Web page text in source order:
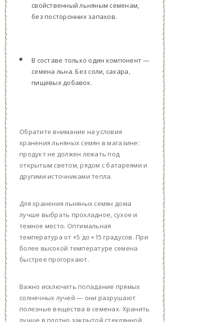
свойственный льняным семенам,
без посторонних запахов.
В составе только один компонент —
семена льна. Без соли, сахара,
пищевых добавок.
Обратите внимание на условия
хранения льняных семян в магазине:
продукт не должен лежать под
открытым светом, рядом с батареями и
другими источниками тепла.
Для хранения льняных семян дома
лучше выбрать прохладное, сухое и
темное место. Оптимальная
температура от +5 до +15 градусов. При
более высокой температуре семена
быстрее прогоркают.
Важно исключить попадание прямых
солнечных лучей — они разрушают
полезные вещества в семенах. Хранить
лучше в плотно закрытой стеклянной